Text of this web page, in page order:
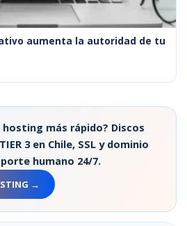
aumenta la autoridad de tu
hosting más rápido? Discos
3 en Chile, SSL y dominio
humano 24/7.
→